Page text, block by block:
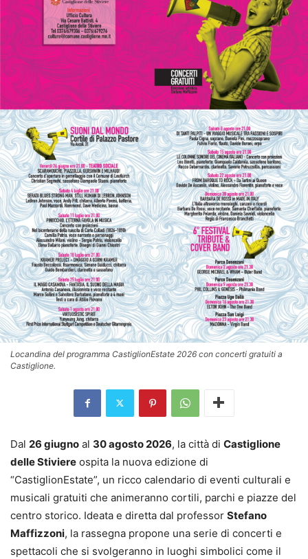
Locandina del programma CastiglionEstate 2026 con concerti gratuiti a
Castiglione.
Dal 26 giugno al 30 agosto 2026, la città di Castiglione
delle Stiviere ospita la nuova edizione di
“CastiglionEstate”, un ricco calendario di eventi culturali e
musicali gratuiti che animeranno cortili, parchi e piazze del
centro storico. Ideata e diretta dal professor Stefano
Maffizzoni, la rassegna propone una serie di concerti e
spettacoli che si svolgeranno in luoghi simbolici come il